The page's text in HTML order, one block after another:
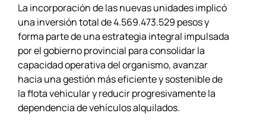
La incorporación de las nuevas unidades implicó
una inversión total de 4.569.473.529 pesos y
forma parte de una estrategia integral impulsada
por el gobierno provincial para consolidar la
capacidad operativa del organismo, avanzar
hacia una gestión más eficiente y sostenible de
la flota vehicular y reducir progresivamente la
dependencia de vehículos alquilados.